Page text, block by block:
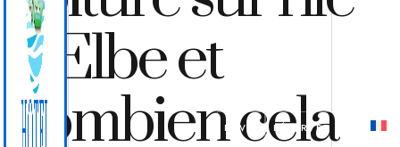
RÉSERVER
DEVIS
d’Elbe et
combien cela